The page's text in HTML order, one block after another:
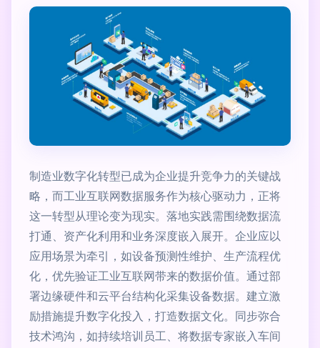
制造业数字化转型已成为企业提升竞争力的关键战
略，而工业互联网数据服务作为核心驱动力，正将
这一转型从理论变为现实。落地实践需围绕数据流
打通、资产化利用和业务深度嵌入展开。企业应以
应用场景为牵引，如设备预测性维护、生产流程优
化，优先验证工业互联网带来的数据价值。通过部
署边缘硬件和云平台结构化采集设备数据。建立激
励措施提升数字化投入，打造数据文化。同步弥合
技术鸿沟，如持续培训员工、将数据专家嵌入车间